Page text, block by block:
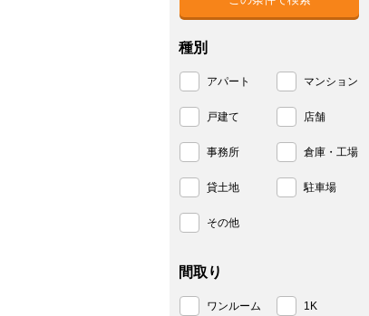
種別
アパート マンション
戸建て 店舗
事務所 倉庫・工場
貸土地 駐車場
その他
間取り
ワンルーム 1K